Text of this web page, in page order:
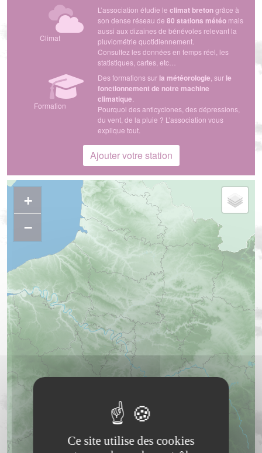
Climat
L’association étudie le climat bretongrâce à
son dense réseau de 80 stations météomais
aussi aux dizaines de bénévoles relevant la
pluviométrie quotidiennement.
Consultez les données en temps réel, les
statistiques, cartes, etc…
Formation
Des formations sur la météorologie , sur le
fonctionnement de notre machine
climatique
Pourquoi des anticyclones, des dépressions,
du vent, de la pluie ? L’association vous
explique tout.
Ajouter votre station
+
−
Ce site utilise des cookies